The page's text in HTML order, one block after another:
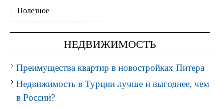
Полезное
НЕДВИЖИМОСТЬ
Преимущества квартир в новостройках Питера
Недвижимость в Турции лучше и выгоднее, чем
в России?